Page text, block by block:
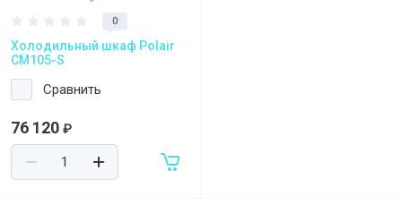
Полезная информация
0
Холодильный шкаф Polair
CM105-S
Сравнить
76 120 ₽